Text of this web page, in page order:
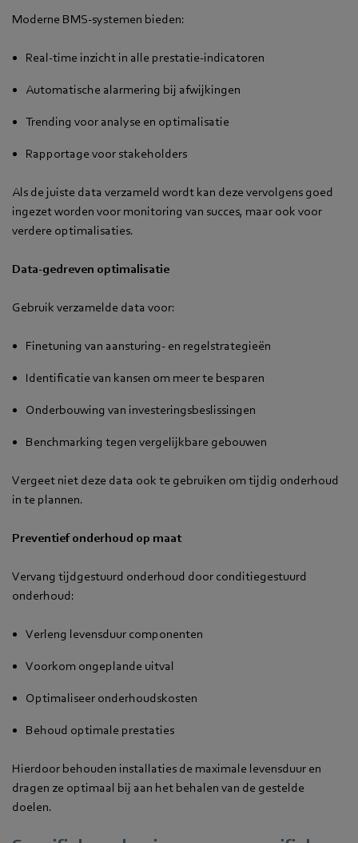
Moderne BMS-systemen bieden:
Real-time inzicht in alle prestatie-indicatoren
Automatische alarmering bij afwijkingen
Trending voor analyse en optimalisatie
Rapportage voor stakeholders
Als de juiste data verzameld wordt kan deze vervolgens goed
ingezet worden voor monitoring van succes, maar ook voor
verdere optimalisaties.
Data-gedreven optimalisatie
Gebruik verzamelde data voor:
Finetuning van aansturing- en regelstrategieën
Identificatie van kansen om meer te besparen
Onderbouwing van investeringsbeslissingen
Benchmarking tegen vergelijkbare gebouwen
Vergeet niet deze data ook te gebruiken om tijdig onderhoud
in te plannen.
Preventief onderhoud op maat
Vervang tijdgestuurd onderhoud door conditiegestuurd
onderhoud:
Verleng levensduur componenten
Voorkom ongeplande uitval
Optimaliseer onderhoudskosten
Behoud optimale prestaties
Hierdoor behouden installaties de maximale levensduur en
dragen ze optimaal bij aan het behalen van de gestelde
doelen.